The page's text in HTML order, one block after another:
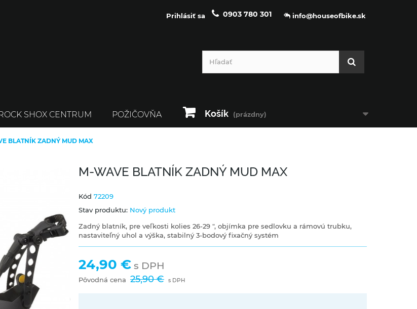
info@houseofbike.sk
0903 780 301
Prihlásiť sa
Košík (prázdny)
SHOX CENTRUM POŽIČOVŇA
BLATNÍK ZADNÝ MUD MAX
M-WAVE BLATNÍK ZADNÝ MUD MAX
Kód 72209
Stav produktu: Nový produkt
Zadný blatník, pre veľkosti kolies 26-29 ", objímka pre sedlovku a rámovú trubku,
nastaviteľný uhol a výška, stabilný 3-bodový fixačný systém
24,90 € s DPH
Pôvodná cena 25,90 € s DPH